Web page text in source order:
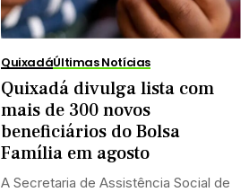
QuixadáÚltimas Notícias
Quixadá divulga lista com
mais de 300 novos
beneficiários do Bolsa
Família em agosto
A Secretaria de Assistência Social de